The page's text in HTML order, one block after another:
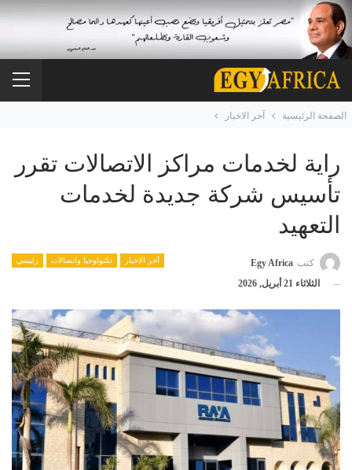
الصفحة الرئيسية آخر الاخبار
راية لخدمات مراكز الاتصالات تقرر
تأسيس شركة جديدة لخدمات
التعهيد
آخر الاخبار تكنولوجيا واتصالات رئيسي كتب Egy Africa
الثلاثاء 21 أبريل, 2026